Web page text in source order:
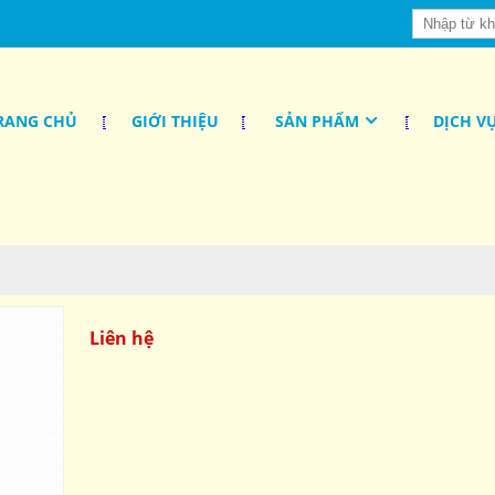
CHỦ GIỚI THIỆU SẢN PHẨM DỊCH
Liên hệ